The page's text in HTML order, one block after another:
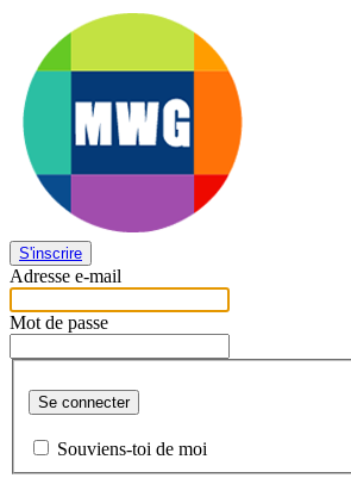
S'inscrire
Adresse e-mail
Mot de passe
Se connecter
Souviens-toi de moi